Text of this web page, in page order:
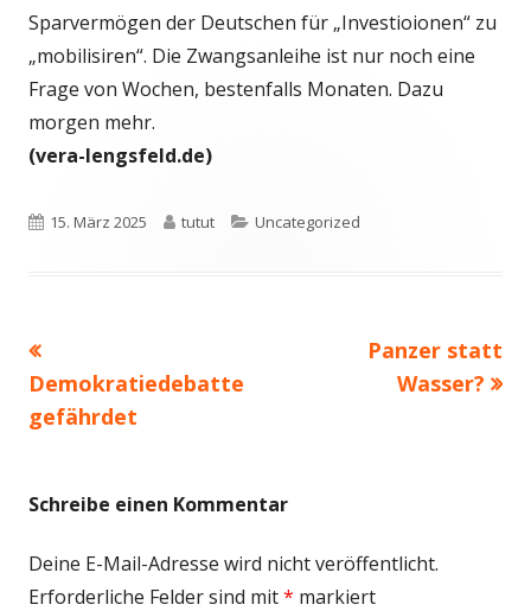
Sparvermögen der Deutschen für „Investioionen“ zu
„mobilisiren“. Die Zwangsanleihe ist nur noch eine
Frage von Wochen, bestenfalls Monaten. Dazu
morgen mehr.
(vera-lengsfeld.de)
Veröffentlicht
15. März 2025 Autor
tutut Kategorien
Uncategorized
Beitragsnavigation
Beitrag:
Demokratiedebatte
gefährdet
Nächster
Beitrag
Panzer statt
Wasser?
Schreibe einen Kommentar
Deine E-Mail-Adresse wird nicht veröffentlicht.
Erforderliche Felder sind mit* markiert